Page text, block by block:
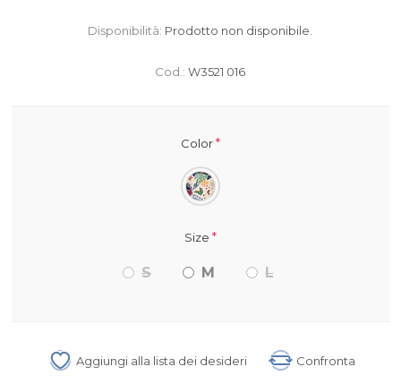
Disponibilità: Prodotto non disponibile.
Cod.: W3521 016
Color*
Size *
S M L
Aggiungi alla lista dei desideri Confronta